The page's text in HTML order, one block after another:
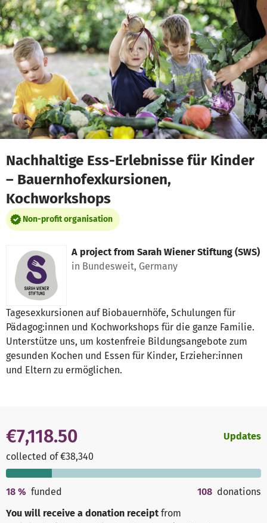
Skip to main content
Show accessibility statement
Nachhaltige Ess-Erlebnisse für Kinder
– Bauernhofexkursionen,
Kochworkshops
Non-profit organisation
A project from Sarah Wiener Stiftung (SWS)
in Bundesweit, Germany
Tagesexkursionen auf Biobauernhöfe, Schulungen für
Pädagog:innen und Kochworkshops für die ganze Familie.
Unterstütze uns, um kostenfreie Bildungsangebote zum
gesunden Kochen und Essen für Kinder, Erzieher:innen
und Eltern zu ermöglichen.
€7,118.50
collected of €38,340
Updates
18 % funded 108 donations
You will receive a donation receipt from